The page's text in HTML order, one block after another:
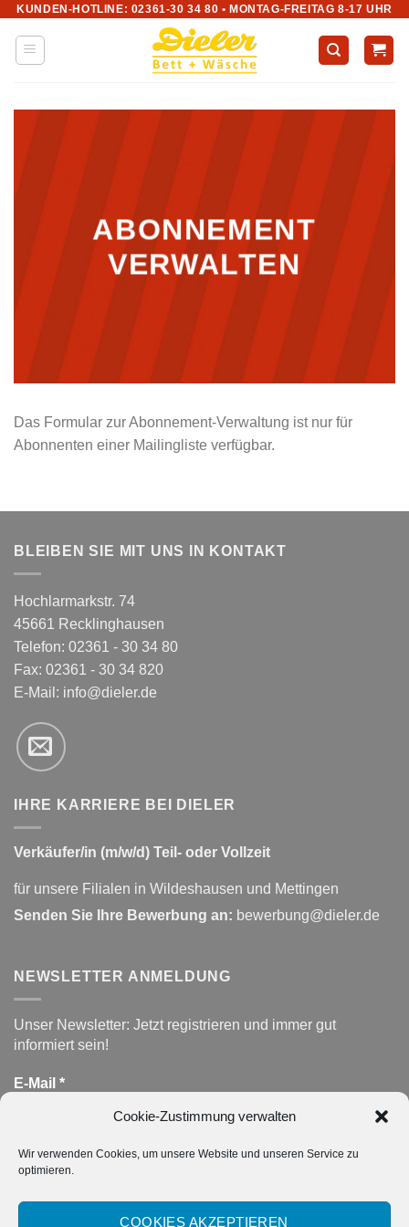
Cookie-Zustimmung verwalten
Wir verwenden Cookies, um unsere Website und unseren Service zu
optimieren.
COOKIES AKZEPTIEREN
Zum
Inhalt
springen
KUNDEN-HOTLINE: 02361-30 34 80 • MONTAG-FREITAG 8-17 UHR
ABONNEMENT
VERWALTEN
Das Formular zur Abonnement-Verwaltung ist nur für
Abonnenten einer Mailingliste verfügbar.
BLEIBEN SIE MIT UNS IN KONTAKT
Hochlarmarkstr. 74
45661 Recklinghausen
Telefon: 02361 - 30 34 80
Fax: 02361 - 30 34 820
E-Mail: info@dieler.de
IHRE KARRIERE BEI DIELER
Verkäufer/in (m/w/d) Teil- oder Vollzeit
für unsere Filialen in Wildeshausen und Mettingen
Senden Sie Ihre Bewerbung an: bewerbung@dieler.de
NEWSLETTER ANMELDUNG
Unser Newsletter: Jetzt registrieren und immer gut
informiert sein!
E-Mail *
DATENSCHUTZ